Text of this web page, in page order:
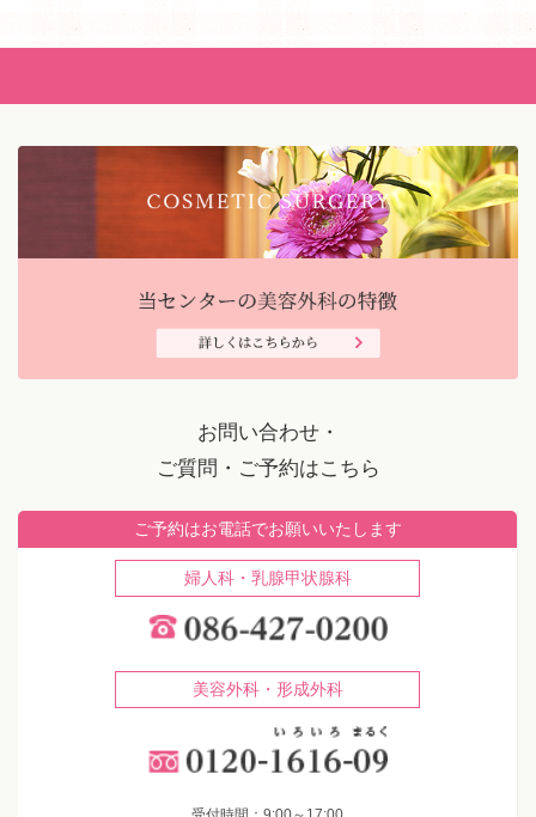
お問い合わせ・
ご質問・ご予約はこちら
ご予約はお電話でお願いいたします
婦人科・乳腺甲状腺科
美容外科・形成外科